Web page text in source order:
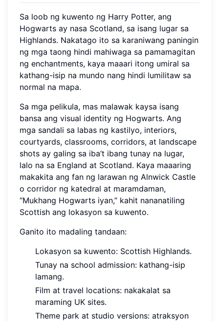
Sa loob ng kuwento ng Harry Potter, ang
Hogwarts ay nasa Scotland, sa isang lugar sa
Highlands. Nakatago ito sa karaniwang paningin
ng mga taong hindi mahiwaga sa pamamagitan
ng enchantments, kaya maaari itong umiral sa
kathang-isip na mundo nang hindi lumilitaw sa
normal na mapa.
Sa mga pelikula, mas malawak kaysa isang
bansa ang visual identity ng Hogwarts. Ang
mga sandali sa labas ng kastilyo, interiors,
courtyards, classrooms, corridors, at landscape
shots ay galing sa iba’t ibang tunay na lugar,
lalo na sa England at Scotland. Kaya maaaring
makakita ang fan ng larawan ng Alnwick Castle
o corridor ng katedral at maramdaman,
“Mukhang Hogwarts iyan,” kahit nananatiling
Scottish ang lokasyon sa kuwento.
Ganito ito madaling tandaan:
Lokasyon sa kuwento: Scottish Highlands.
Tunay na school admission: kathang-isip
lamang.
Film at travel locations: nakakalat sa
maraming UK sites.
Theme park at studio versions: atraksyon